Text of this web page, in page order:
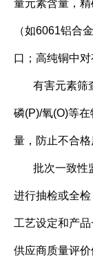
量元素含量，
（如6061铝合
口；高纯铜中对
有害元素筛查
磷(P)/氧(O)等
量，防止不合格
批次一致性监
进行抽检或全检
工艺设定和产品
供应商质量评